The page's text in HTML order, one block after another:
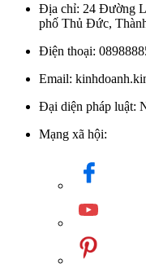
Địa chỉ: 24 Đường
phố Thủ Đức,
Điện thoại:
Email:
Đại diện pháp
Mạng xã hội: